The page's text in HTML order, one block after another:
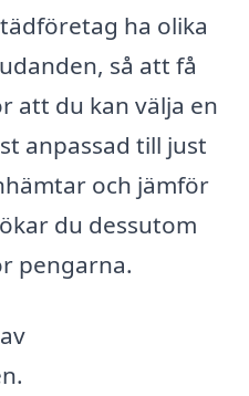
ha olika
så att få
att du kan välja en
anpassad till just
och jämför
du dessutom
pengarna.